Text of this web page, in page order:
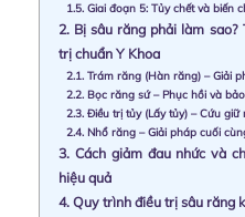
1.5. Giai đoạn 5: Tủy chết và biến
2. Bị sâu răng phải làm sao?
trị chuẩn Y Khoa
2.1. Trám răng (Hàn răng) – Giải
2.2. Bọc răng sứ – Phục hồi và
2.3. Điều trị tủy (Lấy tủy) – Cứu
2.4. Nhổ răng – Giải pháp cuối
3. Cách giảm đau nhức và
hiệu quả
4. Quy trình điều trị sâu răng